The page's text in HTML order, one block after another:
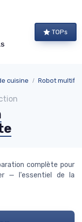
TOPs
cuisine Robot
complète pour
— l'essentiel de la